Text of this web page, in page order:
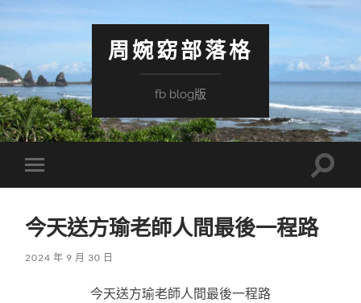
周婉窈部落格
fb blog版
Toggle
mobile
Toggle
今天送方瑜老師人間最後一程路
2024 年 9 月 30 日
今天送方瑜老師人間最後一程路